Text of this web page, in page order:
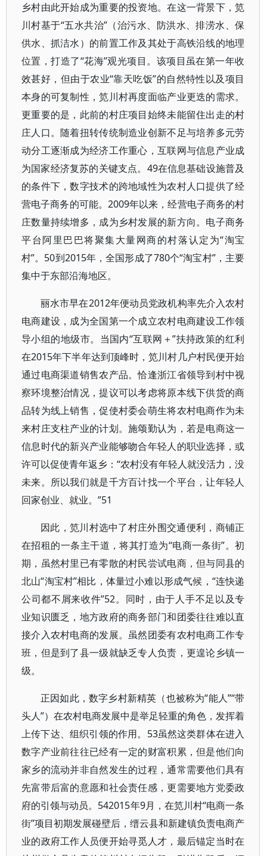
乡村由此开始成为重要的投资地。在这一背景下，笕
川村基于“五水共治”（治污水、防洪水、排涝水、保
供水、抓洁水）的前置工作及其处于高铁沿线的地理
位置，打造了“花海”观光项目。该项目虽在第一年收
效甚好，但由于农业“靠天吃饭”的自然特性以及项目
本身的可复制性，笕川村再度面临产业更迭的需求。
更重要的是，此前的村庄项目始终未能留住出走的村
庄人口。随着扭转传统制造业创新不足与培养多元劳
动分工逐渐成为经济工作重心，互联网与信息产业成
为国家经济复苏的关键支点。49在信息基础设施普及
的条件下，数字技术的跨地域性为农村人口提供了经
营电子商务的可能。2009年以来，经营电子商务的村
庄数量持续增多，成为乡村发展的新方向。电子商务
平台阿里巴巴将聚集大量网商的村落认定为“淘宝
村”。50到2015年，全国形成了780个“淘宝村”，主要
集中于东部沿海地区。
丽水市早在2012年便动员党政机构率先介入农村
电商建设，成为全国第一个成立农村电商建设工作领
导小组的地级市。当国内“互联网＋”扶持政策的红利
在2015年下半年达到顶峰时，笕川村几户村民便开始
通过电商渠道销售农产品。恰逢浙江省领导到村中视
察环境整治情况，提议可以考虑将原本线下供货的商
品转为线上销售，促使村委会萌生将农村电商作为未
来村庄支柱产业的计划。施颂勤认为，若是电商这一
信息时代的新兴产业能够吻合年轻人的职业选择，或
许可以促使青年返乡：“农村没有年轻人就没活力，没
未来。所以我们就是千方百计找一个平台，让年轻人
回家创业、就业。”51
因此，笕川村选中了村庄外围交通便利，商铺正
在招租的一条主干道，将其打造为“电商一条街”。初
期，虽然村里已有零散的村民尝试电商，但与同县的
北山“淘宝村”相比，体量过小难以形成气候，“连快递
公司都不屑来收件”52。同时，由于人手不足以及专
业知识匮乏，地方政府的商务部门和团委往往难以直
接介入农村电商的发展。虽然团委有农村电商工作专
班，但是到了县一级就缺乏专人负责，更遑论乡镇一
级。
正因如此，数字乡村新精英（也被称为“能人”“带
头人”）在农村电商发展中是举足轻重的角色，发挥着
上传下达、组织引领的作用。53虽然这类群体在进入
数字产业前往往已经有一定的财富积累，但是他们向
家乡的流动并非自然发生的过程，通常需要他们具有
先富带后富的意愿和社会责任感，更需要地方党委政
府的引领与动员。542015年9月，在笕川村“电商一条
街”项目初期发展碰壁后，缙云县和新建镇负责电商产
业的政府工作人员便开始寻觅人才，最后锚定当时在